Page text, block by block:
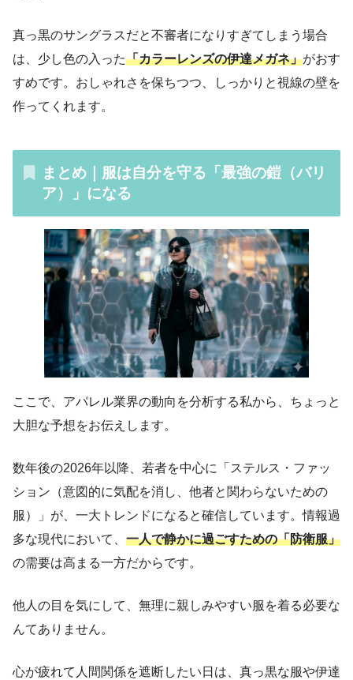
真っ黒のサングラスだと不審者になりすぎてしまう場合
は、少し色の入った「カラーレンズの伊達メガネ」がおす
すめです。おしゃれさを保ちつつ、しっかりと視線の壁を
作ってくれます。
まとめ｜服は自分を守る「最強の鎧（バリ
ア）」になる
ここで、アパレル業界の動向を分析する私から、ちょっと
大胆な予想をお伝えします。
数年後の2026年以降、若者を中心に「ステルス・ファッ
ション（意図的に気配を消し、他者と関わらないための
服）」が、一大トレンドになると確信しています。情報過
多な現代において、 一人で静かに過ごすための「防衛服」
の需要は高まる一方だからです。
他人の目を気にして、無理に親しみやすい服を着る必要な
んてありません。
心が疲れて人間関係を遮断したい日は、真っ黒な服や伊達